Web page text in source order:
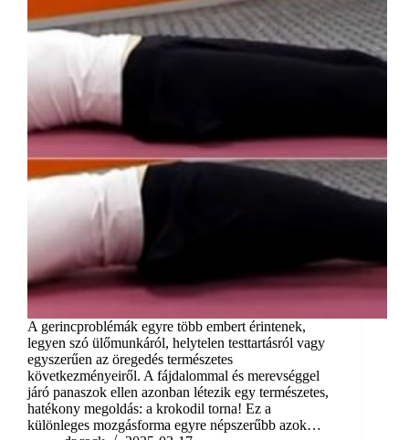
A gerincproblémák egyre több embert érintenek,
legyen szó ülőmunkáról, helytelen testtartásról vagy
egyszerűen az öregedés természetes
következményeiről. A fájdalommal és merevséggel
járó panaszok ellen azonban létezik egy természetes,
hatékony megoldás: a krokodil torna! Ez a
különleges mozgásforma egyre népszerűbb azok…